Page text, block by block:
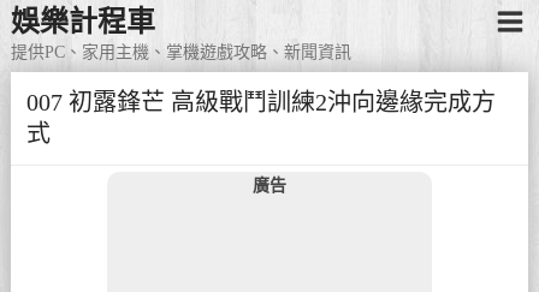
娛樂計程車
提供PC、家用主機、掌機遊戲攻略、新聞資訊
007 初露鋒芒 高級戰鬥訓練2沖向邊緣完成方
式
廣告